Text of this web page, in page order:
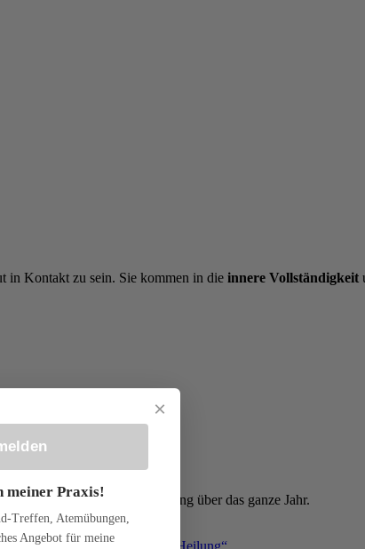
in Kontakt zu sein. Sie kommen in die innere Vollständigkeit
eine kontinuierliche Begleitung über das ganze Jahr.
×
meiner Praxis!
Treffen, Atemübungen,
Angebot für meine